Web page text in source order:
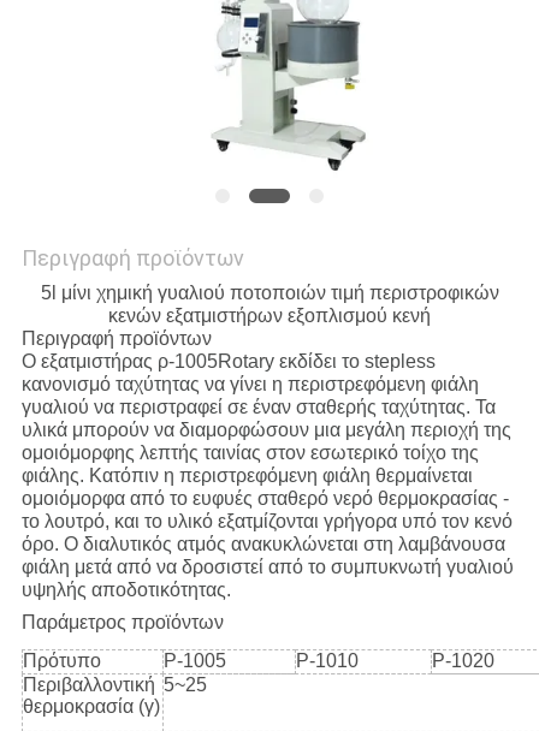
Περιγραφή προϊόντων
5l μίνι χημική γυαλιού ποτοποιών τιμή περιστροφικών
κενών εξατμιστήρων εξοπλισμού κενή
Περιγραφή προϊόντων
Ο εξατμιστήρας ρ-1005Rotary εκδίδει το stepless
κανονισμό ταχύτητας να γίνει η περιστρεφόμενη φιάλη
γυαλιού να περιστραφεί σε έναν σταθερής ταχύτητας. Τα
υλικά μπορούν να διαμορφώσουν μια μεγάλη περιοχή της
ομοιόμορφης λεπτής ταινίας στον εσωτερικό τοίχο της
φιάλης. Κατόπιν η περιστρεφόμενη φιάλη θερμαίνεται
ομοιόμορφα από το ευφυές σταθερό νερό θερμοκρασίας -
το λουτρό, και το υλικό εξατμίζονται γρήγορα υπό τον κενό
όρο. Ο διαλυτικός ατμός ανακυκλώνεται στη λαμβάνουσα
φιάλη μετά από να δροσιστεί από το συμπυκνωτή γυαλιού
υψηλής αποδοτικότητας.
Παράμετρος προϊόντων
Πρότυπο
Ρ-1005 Ρ-1010
Ρ-1020
Περιβαλλοντική
θερμοκρασία (γ)
5~25